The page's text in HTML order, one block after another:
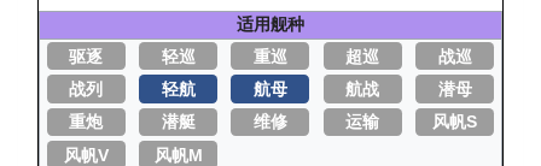
适用舰种
驱逐
轻巡 重巡 超巡
战巡
战列
轻航 航母 航战
潜母
重炮
潜艇 维修 运输
风帆S
风帆V
风帆M